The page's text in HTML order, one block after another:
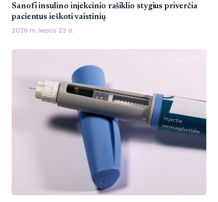
Sanofi insulino injekcinio rašiklio stygius priverčia
pacientus ieškoti vaistinių
2026 m. liepos 23 d.